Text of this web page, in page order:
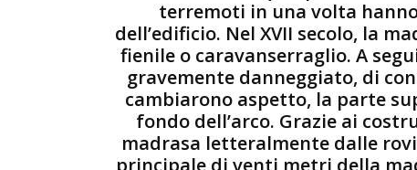
terremoti in una volta
dell’edificio. Nel XVII secolo, la
fienile o caravanserraglio. A
gravemente danneggiato, di
cambiarono aspetto, la parte
fondo dell’arco. Grazie ai
madrasa letteralmente dalle
principale di venti metri della